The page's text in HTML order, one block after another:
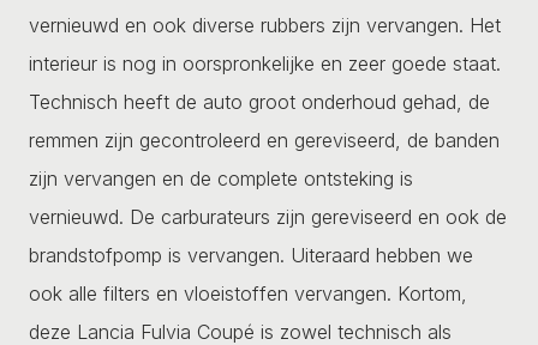
vernieuwd en ook diverse rubbers zijn vervangen. Het
interieur is nog in oorspronkelijke en zeer goede staat.
Technisch heeft de auto groot onderhoud gehad, de
remmen zijn gecontroleerd en gereviseerd, de banden
zijn vervangen en de complete ontsteking is
vernieuwd. De carburateurs zijn gereviseerd en ook de
brandstofpomp is vervangen. Uiteraard hebben we
ook alle filters en vloeistoffen vervangen. Kortom,
deze Lancia Fulvia Coupé is zowel technisch als